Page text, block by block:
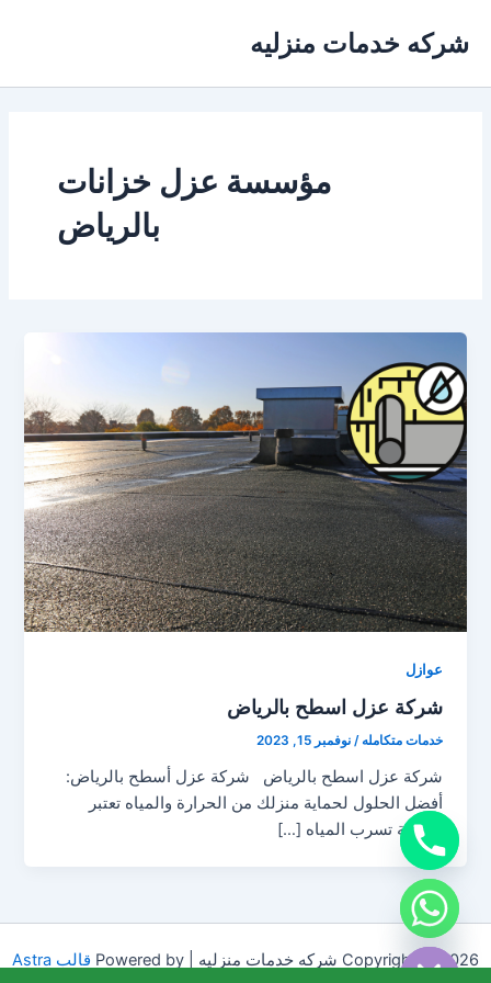
المحتوى
شركه خدمات منزليه
مؤسسة عزل خزانات
بالرياض
عوازل
شركة عزل اسطح بالرياض
خدمات متكامله/نوفمبر 15, 2023
شركة عزل اسطح بالرياض شركة عزل أسطح بالرياض:
أفضل الحلول لحماية منزلك من الحرارة والمياه تعتبر
مشكلة تسرب المياه […]
Copyright © 2026 شركه خدمات منزليه | Powered by
قالب Astra
Hide
chaty